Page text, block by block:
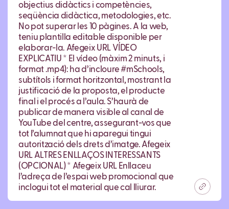
objectius didàctics i competències,
seqüència didàctica, metodologies, etc.
No pot superar les 10 pàgines. A la web,
teniu plantilla editable disponible per
elaborar-la. Afegeix URL VÍDEO
EXPLICATIU * El vídeo (màxim 2 minuts, i
format .mp4): ha d’incloure #mSchools,
subtítols i format horitzontal, mostrant la
justificació de la proposta, el producte
final i el procés a l’aula. S’haurà de
publicar de manera visible al canal de
YouTube del centre, assegurant-vos que
tot l’alumnat que hi aparegui tingui
autorització dels drets d’imatge. Afegeix
URL ALTRES ENLLAÇOS INTERESSANTS
(OPCIONAL) * Afegeix URL Enllaceu
l’adreça de l’espai web promocional que
inclogui tot el material que cal lliurar.